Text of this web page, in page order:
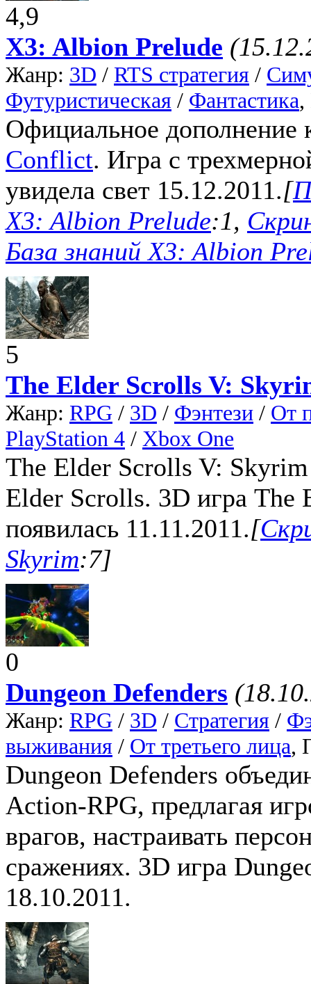
4,9
X3: Albion Prelude
Жанр: 3D / RTS стратегия /
Футуристическая / Фантастика
Официальное дополнение
Conflict. Игра с
увидела свет 15.12.2011.[
X3: Albion Prelude:1,
База знаний X3: Albion
5
The Elder Scrolls V:
Жанр: RPG / 3D / Фэнтези / От
PlayStation 4 / Xbox One
The Elder Scrolls V: Skyrim
Elder Scrolls. 3D игра
появилась 11.11.2011.[
Skyrim:7]
0
Dungeon Defenders
Жанр: RPG / 3D / Стратегия /
выживания / От третьего лица,
Dungeon Defenders
Action-RPG, предлагая
врагов, настраивать
сражениях. 3D игра
18.10.2011.